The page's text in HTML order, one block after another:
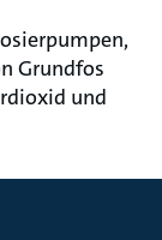
Grundfos
und